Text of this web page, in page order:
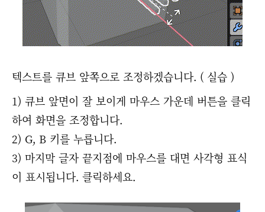
텍스트를 큐브 앞쪽으로 조정하겠습니다. ( 실습 )
1) 큐브 앞면이 잘 보이게 마우스 가운데 버튼을 클릭
하여 화면을 조정합니다.
2) G, B 키를 누릅니다.
3) 마지막 글자 끝지점에 마우스를 대면 사각형 표식
이 표시됩니다. 클릭하세요.